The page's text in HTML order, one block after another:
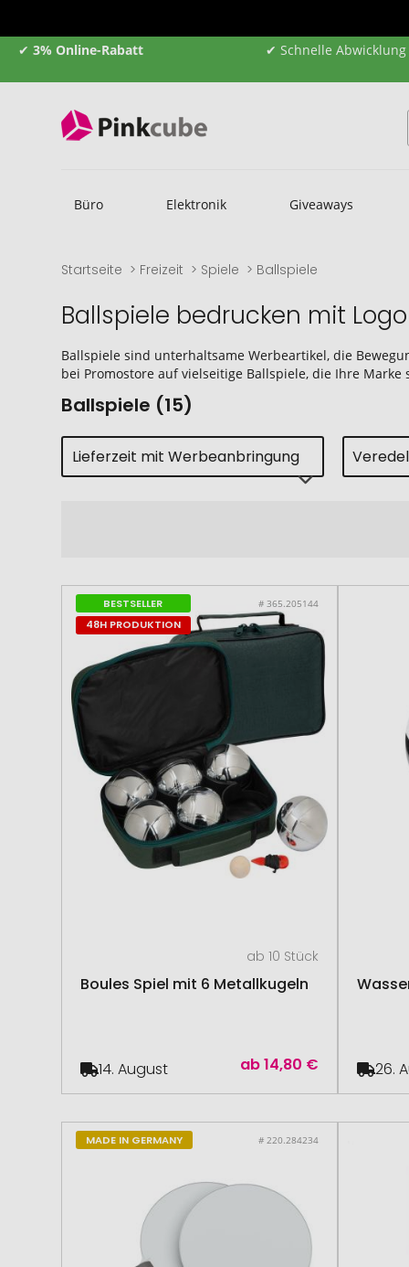
✔ 3% Online-Rabatt ✔ Schnelle Abwicklung
Büro Elektronik Giveaways
Startseite Freizeit Spiele Ballspiele
Ballspiele bedrucken mit Logo
Ballspiele sind unterhaltsame Werbeartikel, die
bei Promostore auf vielseitige Ballspiele, die Ihre
Ballspiele (15)
Lieferzeit mit Werbeanbringung
BESTSELLER
48H PRODUKTION
# 365.205144
ab 10 Stück
Boules Spiel mit 6 Metallkugeln
ab14,80 €
14. August 26.
MADE IN GERMANY # 220.284234